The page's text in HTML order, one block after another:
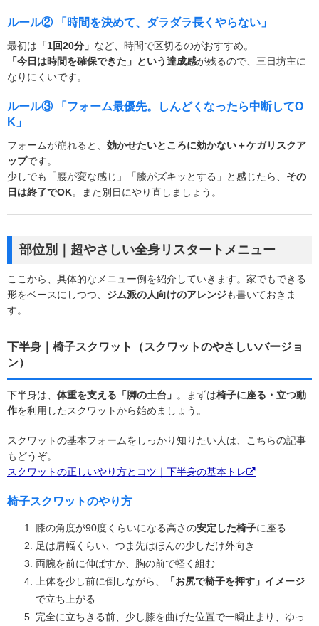
ルール② 「時間を決めて、ダラダラ長くやらない」
最初は 「1回20分」 など、時間で区切るのがおすすめ。
「今日は時間を確保できた」という達成感が残るので、三日坊主に
なりにくいです。
ルール③ 「フォーム最優先。しんどくなったら中断してO
K」
フォームが崩れると、 効かせたいところに効かない＋ケガリスクア
ップです。
少しでも「腰が変な感じ」「膝がズキッとする」と感じたら、 その
日は終了でOK。また別日にやり直しましょう。
部位別｜超やさしい全身リスタートメニュー
ここから、具体的なメニュー例を紹介していきます。家でもできる
形をベースにしつつ、 ジム派の人向けのアレンジも書いておきま
す。
下半身｜椅子スクワット（スクワットのやさしいバージョ
ン）
下半身は、 体重を支える「脚の土台」 。まずは椅子に座る・立つ動
作を利用したスクワットから始めましょう。
スクワットの基本フォームをしっかり知りたい人は、こちらの記事
もどうぞ。
スクワットの正しいやり方とコツ｜下半身の基本トレ
椅子スクワットのやり方
膝の角度が90度くらいになる高さの安定した椅子に座る
足は肩幅くらい、つま先はほんの少しだけ外向き
両腕を前に伸ばすか、胸の前で軽く組む
上体を少し前に倒しながら、
「お尻で椅子を押す」イメージ
で立ち上がる
完全に立ちきる前、少し膝を曲げた位置で一瞬止まり、ゆっ